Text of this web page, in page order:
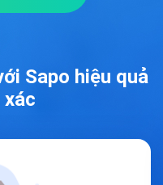
Sapo hiệu quả
xác